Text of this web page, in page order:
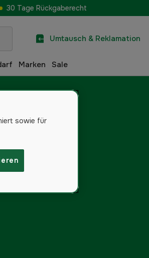
30 Tage Rückgaberecht
Umtausch & Reklamation
Marken Sale
sowie für